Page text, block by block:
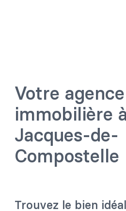
Votre agence
immobilière
Jacques-de-
Compostelle
Trouvez le bien